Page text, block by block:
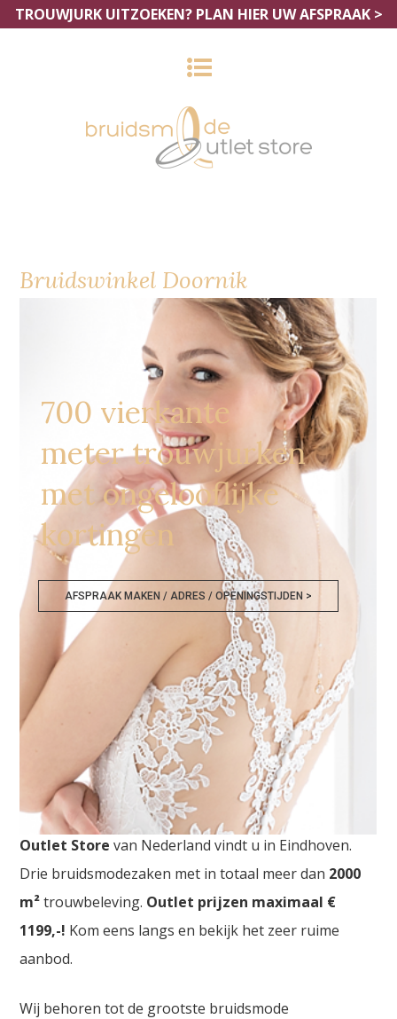
TROUWJURK UITZOEKEN? PLAN HIER UW AFSPRAAK >
Bruidswinkel Doornik
700 vierkante
meter trouwjurken
met ongelooflijke
kortingen
AFSPRAAK MAKEN / ADRES / OPENINGSTIJDEN >
Bruidswinkel Doornik
Bruidswinkel Doornik. Degrootste Trouwjurken
Outlet Store van Nederland vindt u in Eindhoven.
Drie bruidsmodezaken met in totaal meer dan 2000
m²trouwbeleving. Outlet prijzen maximaal €
1199,-! Kom eens langs en bekijk het zeer ruime
aanbod.
Wij behoren tot de grootste bruidsmode